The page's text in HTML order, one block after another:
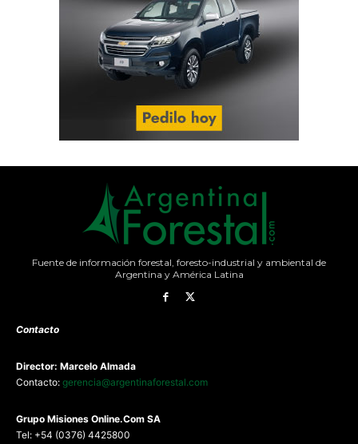
Fuente de información forestal, foresto-industrial y ambiental de
Argentina y América Latina
Contacto
Director: Marcelo Almada
Contacto: gerencia@argentinaforestal.com
Grupo Misiones Online.Com SA
Tel: +54 (0376) 4425800